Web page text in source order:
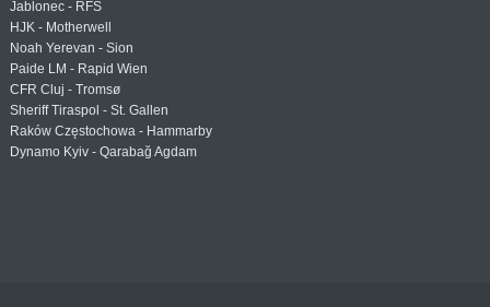
Jablonec - RFS
HJK - Motherwell
Noah Yerevan - Sion
Paide LM - Rapid Wien
CFR Cluj - Tromsø
Sheriff Tiraspol - St. Gallen
Raków Częstochowa - Hammarby
Dynamo Kyiv - Qarabağ Agdam